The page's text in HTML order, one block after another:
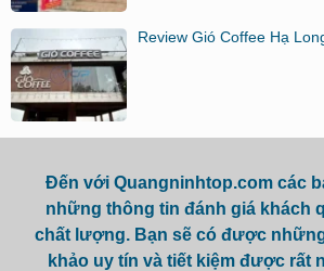
Review Gió Coffee Hạ
Đến với Quangninhtop.com các
những thông tin đánh giá khách
chất lượng. Bạn sẽ có được
khảo uy tín và tiết kiệm được rất